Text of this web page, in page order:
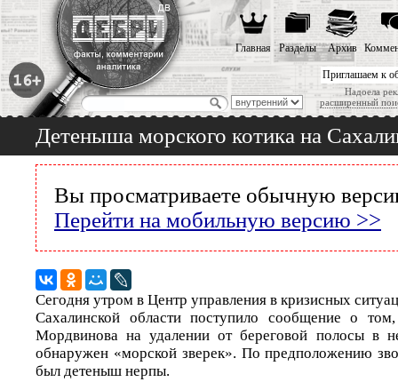
Приглашаем к
Надоела
расширенный
Главная Разделы Архив
Детеныша морского котика на
Вы просматриваете обычную
Перейти на мобильную версию >>
Сегодня утром в Центр управления в кризисных
Сахалинской области поступило сообщение о
Мордвинова на удалении от береговой полосы в
обнаружен «морской зверек». По предположению
был детеныш нерпы.